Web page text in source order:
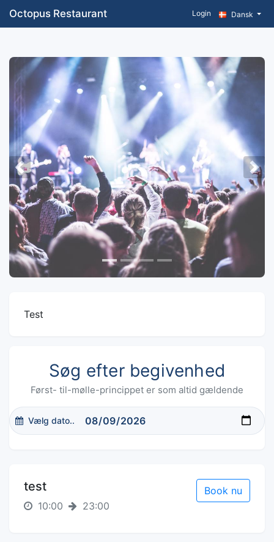
Octopus Restaurant Login Dansk
Previous
Test
Søg efter begivenhed
Først- til-mølle-princippet er som altid gældende
Vælg dato..
test
10:00 23:00
Book nu